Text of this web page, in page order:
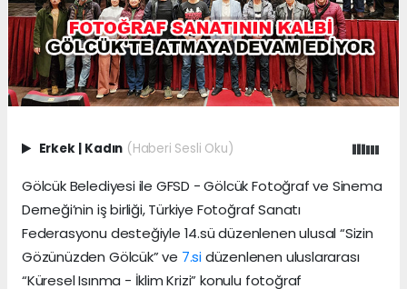
Erkek | Kadın (Haberi Sesli Oku)
Gölcük Belediyesi ile GFSD - Gölcük Fotoğraf ve Sinema
Derneği’nin iş birliği, Türkiye Fotoğraf Sanatı
Federasyonu desteğiyle 14.sü düzenlenen ulusal “Sizin
Gözünüzden Gölcük” ve 7.sidüzenlenen uluslararası
“Küresel Isınma - İklim Krizi” konulu fotoğraf